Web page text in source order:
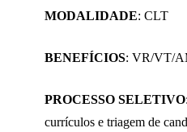
MODALIDADE: CLT
BENEFÍCIOS: VR/VT/
PROCESSO SELETIVO
currículos e triagem de